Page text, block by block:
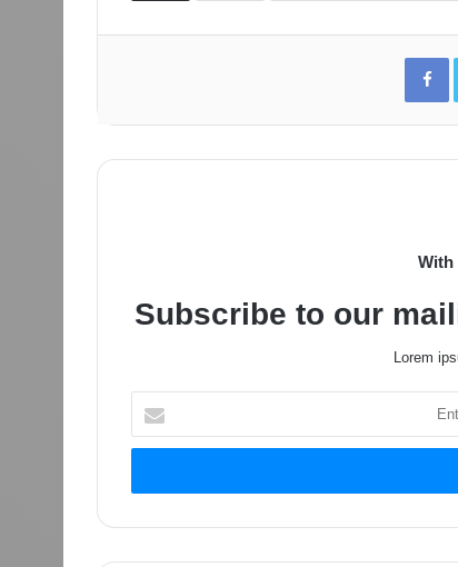
With
Subscribe to our
Lorem
votre
adresse